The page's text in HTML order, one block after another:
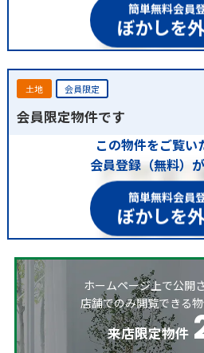
簡単無料会員
ぼかしを
土地 会員限定
会員限定物件です
この物件をご覧い
会員登録（無料）が
簡単無料会員
ぼかしを
ホームページ上で公開
店舗でのみ閲覧できる
来店限定物件